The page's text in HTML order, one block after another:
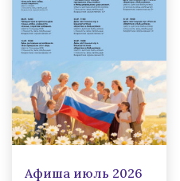
Афиша июль 2026